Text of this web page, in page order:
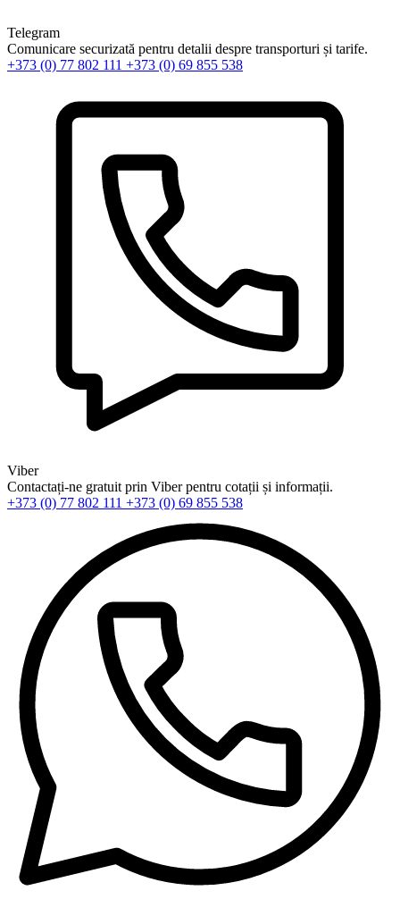
Telegram
Comunicare securizată pentru detalii despre transporturi și tarife.
+373 (0) 77 802 111 +373 (0) 69 855 538
Viber
Contactați-ne gratuit prin Viber pentru cotații și informații.
+373 (0) 77 802 111 +373 (0) 69 855 538